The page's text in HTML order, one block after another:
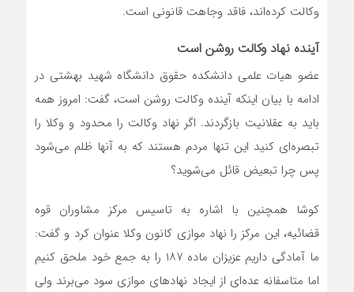
وکالت کرده‌اند، فاقد وجاهت قانونی است.
آینده نهاد وکالت روشن است
عضو هیات علمی دانشکده حقوق دانشگاه شهید بهشتی در
ادامه با بیان اینکه آینده وکالت روشن است، گفت: امروز همه
باید به عقلانیت بازگردند. اگر نهاد وکالت را محدود و وکلا را
تبصره‌ای کنید این تنها مردم هستند که به آنها ظلم می‌شود
پس چرا تبعیض قائل می‌شوید؟
کوشا همچنین با اشاره به تاسیس مرکز مشاوران قوه
قضائیه، این مرکز را نهاد موازی کانون وکلا عنوان کرد و گفت:
ما آمادگی داریم عزیزان ماده ۱۸۷ را به جمع خود ملحق کنیم
اما متاسفانه عده‌ای از ایجاد نهادهای موازی سود می‌برند ولی